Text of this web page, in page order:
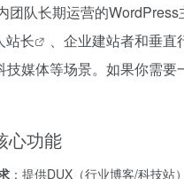
团队长期运营的
站长
、企业建站者和垂直
技媒体等场景。如果你需
心功能
：提供DUX（行业博客/科技